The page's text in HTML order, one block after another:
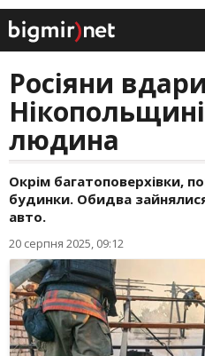
Росіяни
людина
Окрім багатоповерхівки,
будинки. Обидва
авто.
20 серпня 2025, 09:12